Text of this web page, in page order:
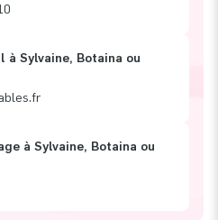
à Sylvaine, Botaina ou
à Sylvaine, Botaina ou